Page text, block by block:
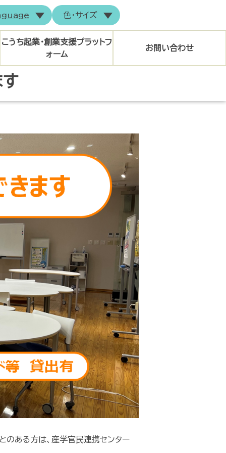
色・サイズ
こうち起業・創業支援プラットフ
ォーム
マイページログイン
お問い合わせ
のある方は、産学官民連携センター